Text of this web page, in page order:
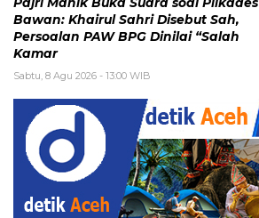
Bawan: Khairul Sahri Disebut Sah,
Persoalan PAW BPG Dinilai “Salah
Kamar
Sabtu, 8 Agu 2026 - 13:00 WIB